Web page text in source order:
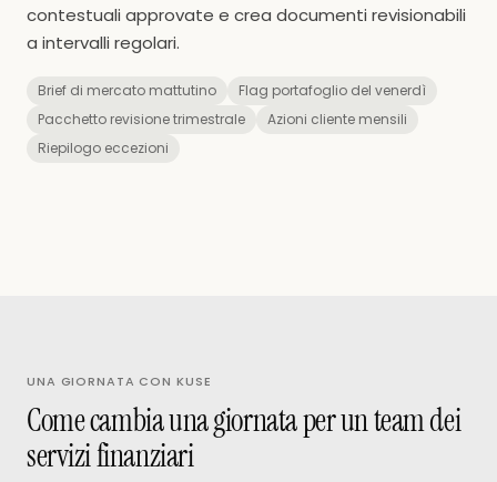
contestuali approvate e crea documenti revisionabili
a intervalli regolari.
Brief di mercato mattutino
Flag portafoglio del venerdì
Pacchetto revisione trimestrale
Azioni cliente mensili
Riepilogo eccezioni
UNA GIORNATA CON KUSE
Come cambia una giornata per un team dei
servizi finanziari